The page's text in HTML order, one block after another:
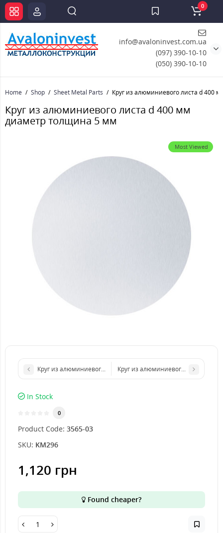
info@avaloninvest.com.ua
(097) 390-10-10
(050) 390-10-10
0
Home Shop Sheet Metal Parts Круг из алюминиевого листа d 400
Круг из алюминиевого листа d 400 мм
диаметр толщина 5 мм
Most Viewed
Круг из алюминиевого листа d 300 мм диаметр толщина 5 мм
Круг из алюминиевого листа d
In Stock
0
Product Code: 3565-03
SKU: KM296
1,120 грн
Found cheaper?